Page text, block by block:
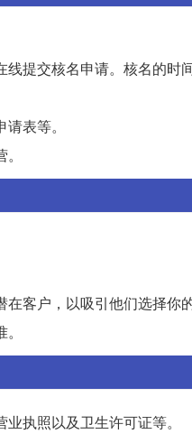
提交核名申请。核名的时
表等。
客户，以吸引他们选择你
执照以及卫生许可证等。